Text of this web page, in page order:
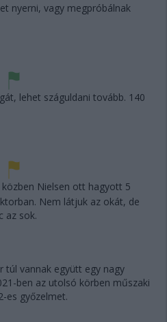
nyerni, vagy megpróbálnak
lehet száguldani tovább. 140
közben Nielsen ott hagyott 5
Nem látjuk az okát, de
az sok.
túl vannak együtt egy nagy
ben az utolsó körben műszaki
es győzelmet.